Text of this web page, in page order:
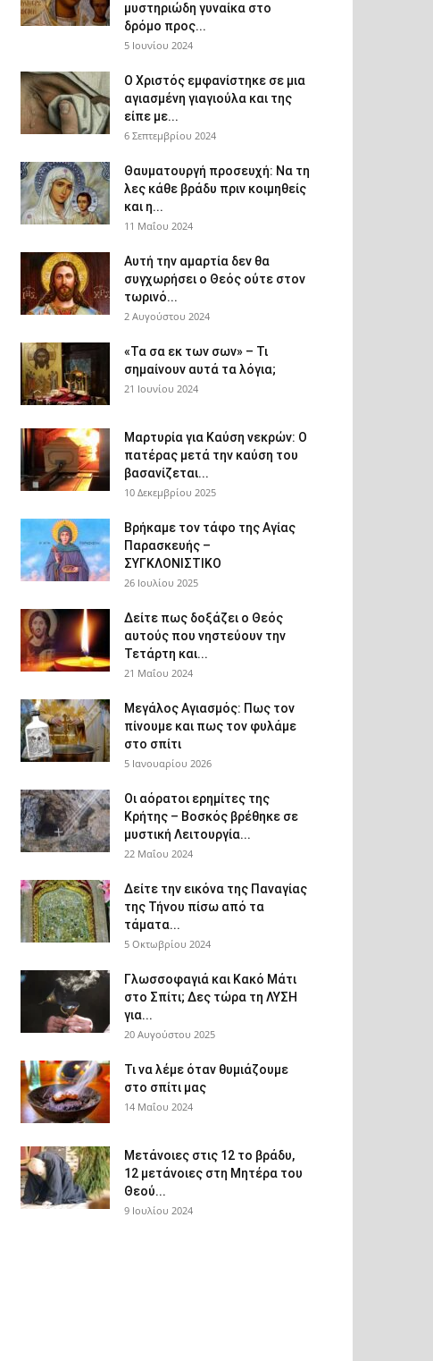
μυστηριώδη γυναίκα στο
δρόμο προς...
5 Ιουνίου 2024
Ο Χριστός εμφανίστηκε σε μια
αγιασμένη γιαγιούλα και της
είπε με...
6 Σεπτεμβρίου 2024
Θαυματουργή προσευχή: Να τη
λες κάθε βράδυ πριν κοιμηθείς
και η...
11 Μαΐου 2024
Αυτή την αμαρτία δεν θα
συγχωρήσει ο Θεός ούτε στον
τωρινό...
2 Αυγούστου 2024
«Τα σα εκ των σων» – Τι
σημαίνουν αυτά τα λόγια;
21 Ιουνίου 2024
Μαρτυρία για Καύση νεκρών: Ο
πατέρας μετά την καύση του
βασανίζεται...
10 Δεκεμβρίου 2025
Βρήκαμε τον τάφο της Αγίας
Παρασκευής –
ΣΥΓΚΛΟΝΙΣΤΙΚΟ
26 Ιουλίου 2025
Δείτε πως δοξάζει ο Θεός
αυτούς που νηστεύουν την
Τετάρτη και...
21 Μαΐου 2024
Μεγάλος Αγιασμός: Πως τον
πίνουμε και πως τον φυλάμε
στο σπίτι
5 Ιανουαρίου 2026
Οι αόρατοι ερημίτες της
Κρήτης – Βοσκός βρέθηκε σε
μυστική Λειτουργία...
22 Μαΐου 2024
Δείτε την εικόνα της Παναγίας
της Τήνου πίσω από τα
τάματα...
5 Οκτωβρίου 2024
Γλωσσοφαγιά και Κακό Μάτι
στο Σπίτι; Δες τώρα τη ΛΥΣΗ
για...
20 Αυγούστου 2025
Τι να λέμε όταν θυμιάζουμε
στο σπίτι μας
14 Μαΐου 2024
Μετάνοιες στις 12 το βράδυ,
12 μετάνοιες στη Μητέρα του
Θεού...
9 Ιουλίου 2024